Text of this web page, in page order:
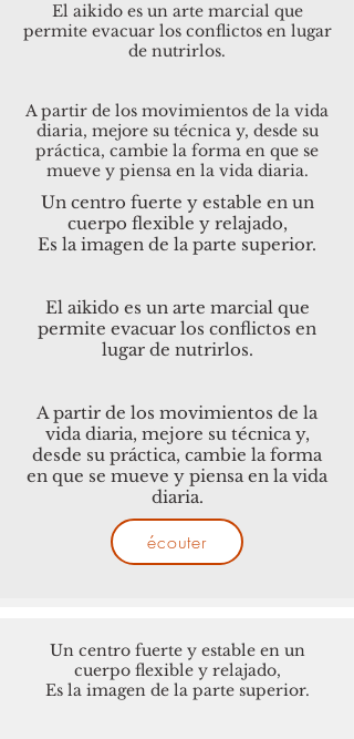
El aikido es un arte marcial que
permite evacuar los conflictos en lugar
de nutrirlos.
A partir de los movimientos de la vida
diaria, mejore su técnica y, desde su
práctica, cambie la forma en que se
mueve y piensa en la vida diaria.
Un centro fuerte y estable en un
cuerpo flexible y relajado,
Es la imagen de la parte superior.
El aikido es un arte marcial que
permite evacuar los conflictos en
lugar de nutrirlos.
A partir de los movimientos de la
vida diaria, mejore su técnica y,
desde su práctica, cambie la forma
en que se mueve y piensa en la vida
diaria.
écouter
Un centro fuerte y estable en un
cuerpo flexible y relajado,
Es la imagen de la parte superior.